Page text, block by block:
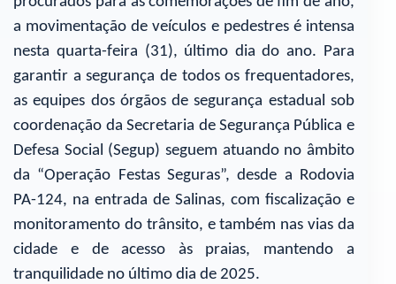
a movimentação de veículos e pedestres é intensa
nesta quarta-feira (31), último dia do ano. Para
garantir a segurança de todos os frequentadores,
as equipes dos órgãos de segurança estadual sob
coordenação da Secretaria de Segurança Pública e
Defesa Social (Segup) seguem atuando no âmbito
da “Operação Festas Seguras”, desde a Rodovia
PA-124, na entrada de Salinas, com fiscalização e
monitoramento do trânsito, e também nas vias da
cidade e de acesso às praias, mantendo a
tranquilidade no último dia de 2025.